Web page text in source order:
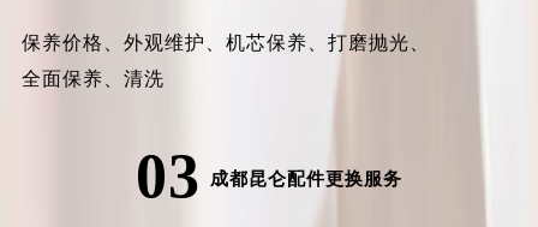
保养价格、 外观维护、 机芯保养、 打磨抛光、
全面保养、 清洗
03 成都昆仑配件更换服务